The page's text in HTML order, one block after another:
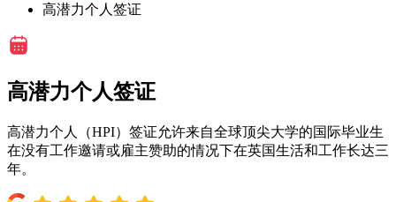
高潜力个人签证
高潜力个人签证
高潜力个人（HPI）签证允许来自全球顶尖大学的国际毕业生
在没有工作邀请或雇主赞助的情况下在英国生活和工作长达三
年。